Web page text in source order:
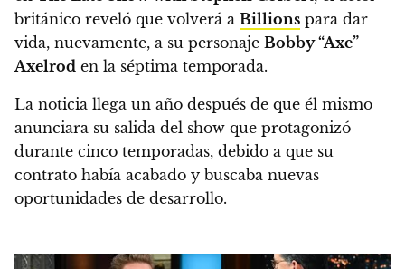
británico reveló que volverá a Billions para dar
vida, nuevamente, a su personaje Bobby “Axe”
Axelrod en la séptima temporada.
La noticia llega un año después de que él mismo
anunciara su salida del show que protagonizó
durante cinco temporadas, debido a que su
contrato había acabado y buscaba nuevas
oportunidades de desarrollo.